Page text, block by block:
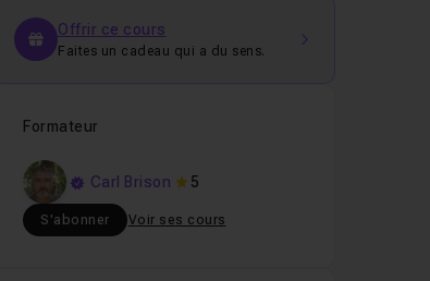
Offrir ce cours
Faites un cadeau qui a du sens.
Formateur
Carl Brison 5
S'abonner Voir ses cours